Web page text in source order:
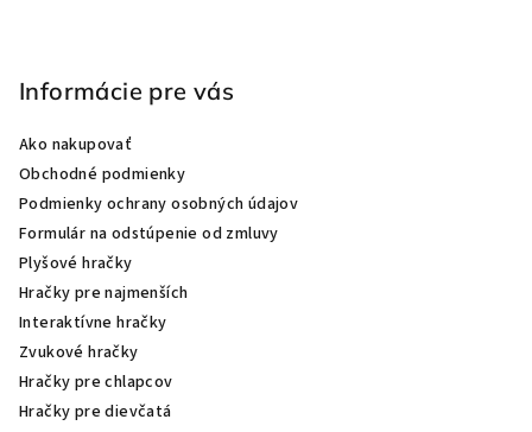
Informácie pre vás
Ako nakupovať
Obchodné podmienky
Podmienky ochrany osobných údajov
Formulár na odstúpenie od zmluvy
Plyšové hračky
Hračky pre najmenších
Interaktívne hračky
Zvukové hračky
Hračky pre chlapcov
Hračky pre dievčatá